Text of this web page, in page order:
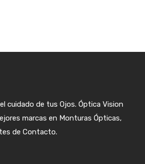
cuidado de tus Ojos. Óptica Vision
marcas en Monturas Ópticas,
de Contacto.